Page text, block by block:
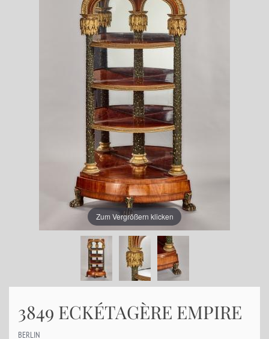
Zum Vergrößern klicken
3849 ECKÉTAGÈRE EMPIRE
BERLIN